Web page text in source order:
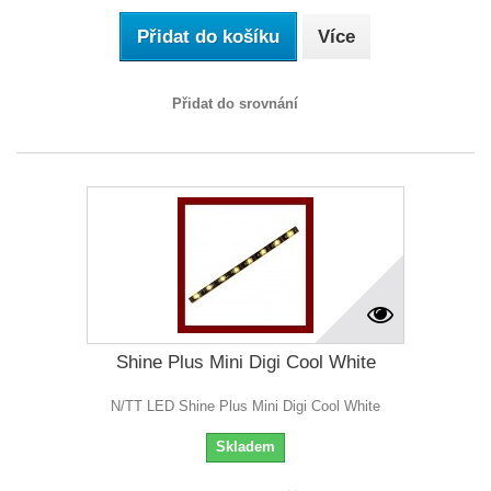
Přidat do košíku Více
Přidat do srovnání
Shine Plus Mini Digi Cool White
N/TT LED Shine Plus Mini Digi Cool White
Skladem